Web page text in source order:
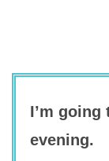
I’m
evening.